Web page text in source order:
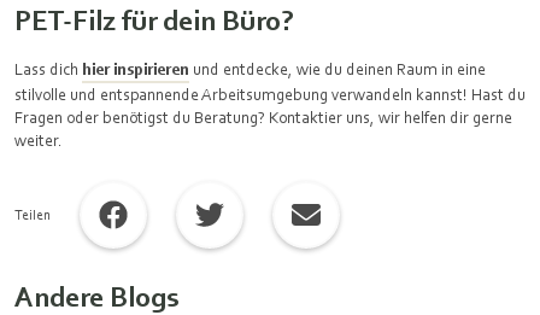
PET-Filz für dein Büro?
Lass dich hier inspirieren und entdecke, wie du deinen Raum in eine
stilvolle und entspannende Arbeitsumgebung verwandeln kannst! Hast du
Fragen oder benötigst du Beratung? Kontaktier uns, wir helfen dir gerne
weiter.
Teilen
Andere Blogs